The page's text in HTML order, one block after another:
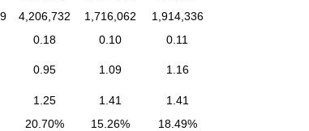
4,206,732 1,716,062
1,914,336
0.18 0.10 0.11
0.95 1.09 1.16
1.25 1.41
1.41
20.70% 15.26% 18.49%